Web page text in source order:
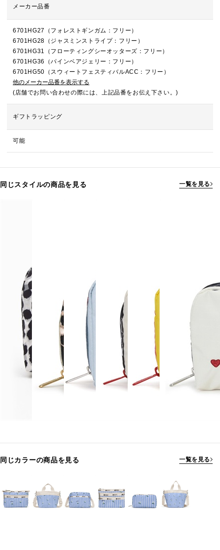
メーカー品番
6701HG27（フォレストギンガム：フリー）
6701HG28（ジャスミンストライプ：フリー）
6701HG31（フローティングシーオッターズ：フリー）
6701HG36（パインベアジェリー：フリー）
6701HG50（スウィートフェスティバルACC：フリー）
他のメーカー品番を表示する
(店舗でお問い合わせの際には、上記品番をお伝え下さい。)
ギフトラッピング
可能
同じスタイルの商品を見る 一覧を見る
同じカラーの商品を見る 一覧を見る